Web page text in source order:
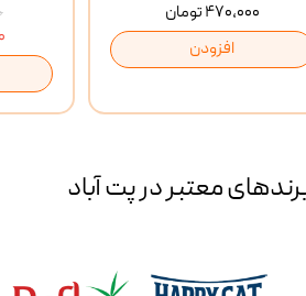
۴۷۰,۰۰۰ تومان
افزودن
معتبر در پت آباد